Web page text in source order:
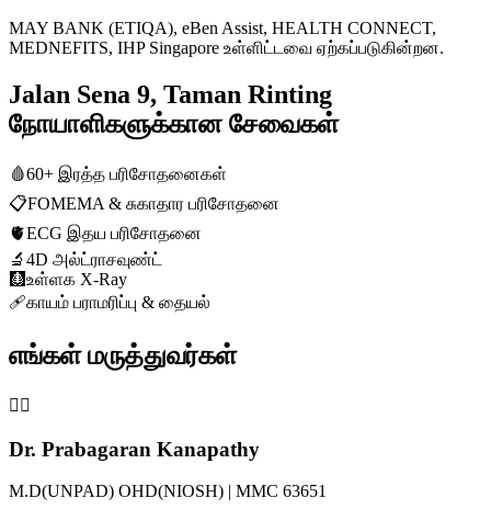
MAY BANK (ETIQA), eBen Assist, HEALTH CONNECT,
MEDNEFITS, IHP Singapore உள்ளிட்டவை ஏற்கப்படுகின்றன.
Jalan Sena 9, Taman Rinting
நோயாளிகளுக்கான சேவைகள்
🩸60+ இரத்த பரிசோதனைகள்
📋FOMEMA & சுகாதார பரிசோதனை
🫀ECG இதய பரிசோதனை
🔬 4D அல்ட்ராசவுண்ட்
🩻உள்ளக X-Ray
🩹காயம் பராமரிப்பு & தையல்
எங்கள் மருத்துவர்கள்
👨‍⚕️
Dr. Prabagaran Kanapathy
M.D(UNPAD) OHD(NIOSH) | MMC 63651